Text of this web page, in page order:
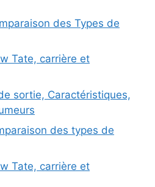
des Types de
Tate, carrière et
sortie, Caractéristiques,
des types de
Tate, carrière et